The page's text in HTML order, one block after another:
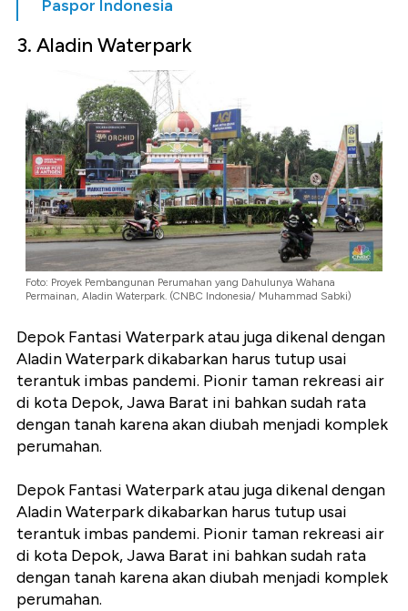
Paspor Indonesia
3. Aladin Waterpark
Foto: Proyek Pembangunan Perumahan yang Dahulunya Wahana
Permainan, Aladin Waterpark. (CNBC Indonesia/ Muhammad Sabki)
Depok Fantasi Waterpark atau juga dikenal dengan
Aladin Waterpark dikabarkan harus tutup usai
terantuk imbas pandemi. Pionir taman rekreasi air
di kota Depok, Jawa Barat ini bahkan sudah rata
dengan tanah karena akan diubah menjadi komplek
perumahan.
Depok Fantasi Waterpark atau juga dikenal dengan
Aladin Waterpark dikabarkan harus tutup usai
terantuk imbas pandemi. Pionir taman rekreasi air
di kota Depok, Jawa Barat ini bahkan sudah rata
dengan tanah karena akan diubah menjadi komplek
perumahan.